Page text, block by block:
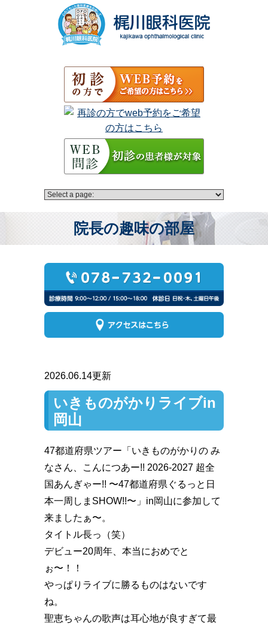
院長の趣味の部屋
2026.06.14更新
いきものがかりライブin
岡山
47都道府県ツアー「いきものがかりの み
なさん、こんにつあー!! 2026-2027 超全
国あんぎゃー!! 〜47都道府県ぐるっと日
本一周しまSHOW!!〜」in岡山に参加して
来ましたぁ〜。
タイトル長っ（笑）
デビュー20周年、本当におめでと
ぉ〜！！
やっぱりライブに勝るものはないです
ね。
聖恵ちゃんの歌声は耳心地が良すぎて最